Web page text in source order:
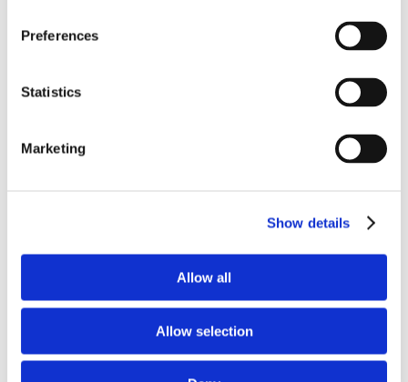
Preferences
Statistics
Marketing
Show details
Allow all
Allow selection
amministrativo: il
TAR Campania sui
requisiti di nullità